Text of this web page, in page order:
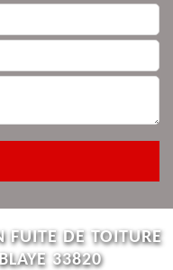
FUITE DE TOITURE
33820